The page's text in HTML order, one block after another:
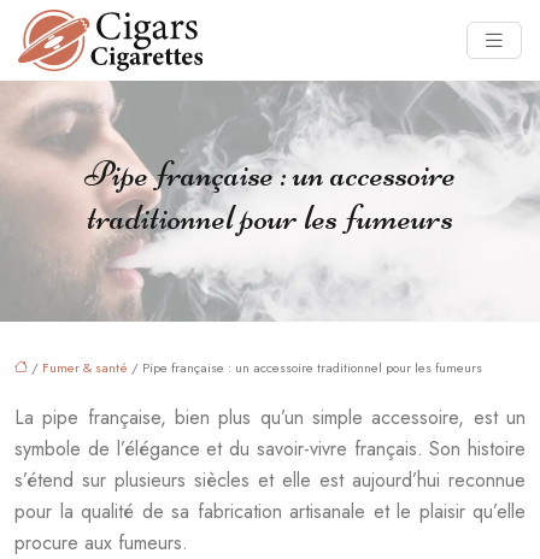
Pipe française : un accessoire
traditionnel pour les fumeurs
/ Fumer & santé / Pipe française : un accessoire traditionnel pour les fumeurs
La pipe française, bien plus qu’un simple accessoire, est un
symbole de l’élégance et du savoir-vivre français. Son histoire
s’étend sur plusieurs siècles et elle est aujourd’hui reconnue
pour la qualité de sa fabrication artisanale et le plaisir qu’elle
procure aux fumeurs.